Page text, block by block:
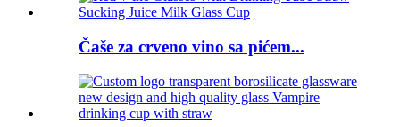
Čaše za crveno vino sa pićem...